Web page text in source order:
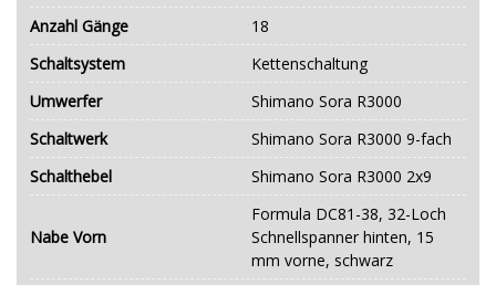
Anzahl Gänge
18
Schaltsystem
Kettenschaltung
Umwerfer
Shimano Sora R3000
Schaltwerk
Shimano Sora R3000 9-fach
Schalthebel
Shimano Sora R3000 2x9
Nabe Vorn
Formula DC81-38, 32-Loch
Schnellspanner hinten, 15
mm vorne, schwarz